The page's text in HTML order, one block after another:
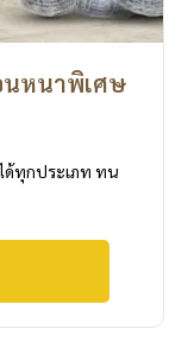
นหนาพิเศษ
ด้ทุกประเภท ทน